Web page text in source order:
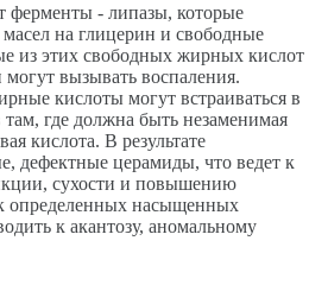
ферменты - липазы, которые
на глицерин и свободные
из этих свободных жирных кислот
вызывать воспаления.
кислоты могут встраиваться в
где должна быть незаменимая
кислота. В результате
дефектные церамиды, что ведет к
сухости и повышению
определенных насыщенных
к акантозу, аномальному